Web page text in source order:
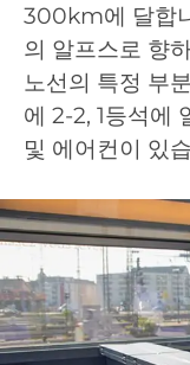
300km에 달합
의 알프스로 향
노선의 특정 부
에 2-2, 1등석에
및 에어컨이 있